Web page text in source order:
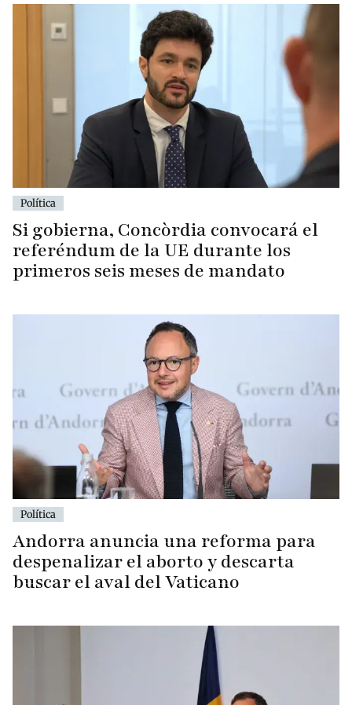
Política
Si gobierna, Concòrdia convocará el
referéndum de la UE durante los
primeros seis meses de mandato
Política
Andorra anuncia una reforma para
despenalizar el aborto y descarta
buscar el aval del Vaticano